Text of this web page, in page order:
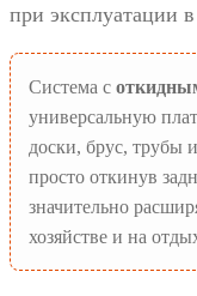
при эксплуатации
Система с
универсальную
доски, брус, трубы
просто откинув
значительно
хозяйстве и на